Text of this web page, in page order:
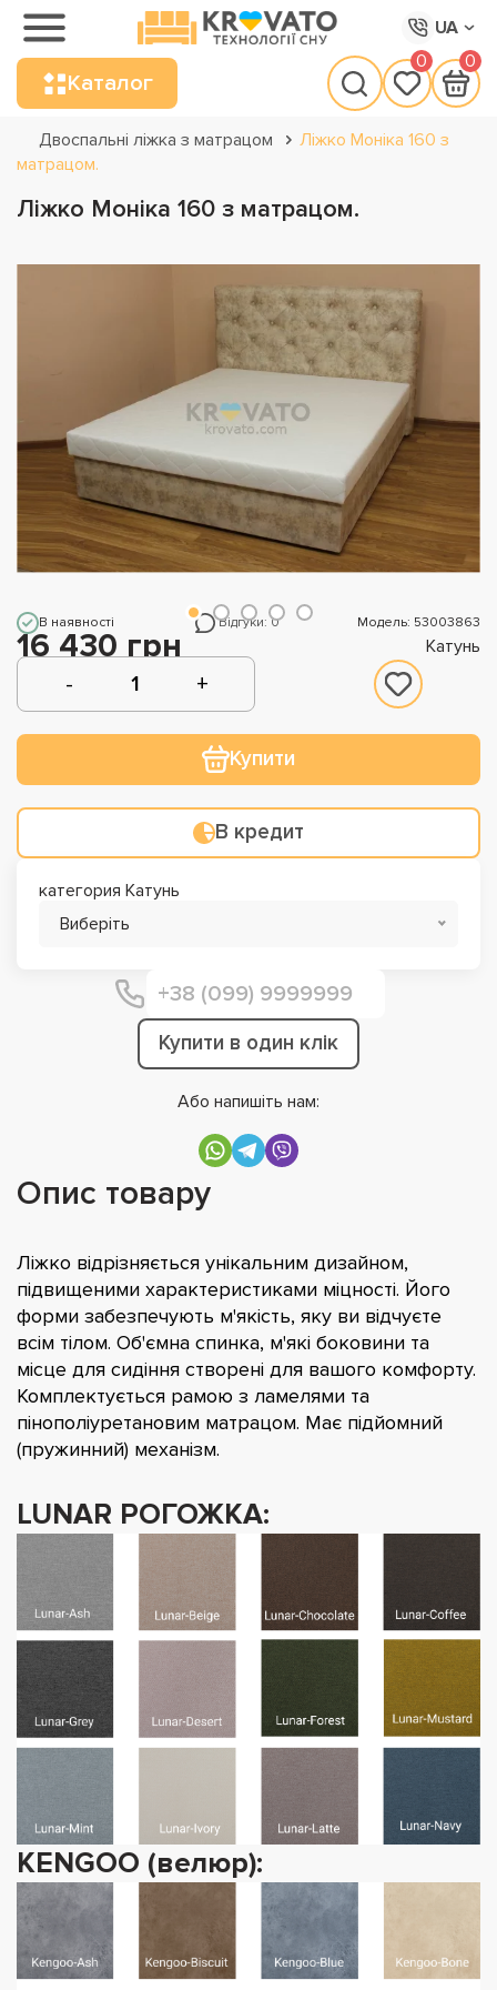
UA
Каталог
0 0
Двоспальні ліжка з матрацом
Ліжко Моніка 160 з
матрацом.
Ліжко Моніка 160 з матрацом.
В наявності Відгуки: 0 Модель: 53003863
16 430 грн Катунь
Купити
В кредит
категория Катунь
Виберіть
Купити в один клік
Або напишіть нам:
Опис товару
Ліжко відрізняється унікальним дизайном,
підвищеними характеристиками міцності. Його
форми забезпечують м'якість, яку ви відчуєте
всім тілом. Об'ємна спинка, м'які боковини та
місце для сидіння створені для вашого комфорту.
Комплектується рамою з ламелями та
пінополіуретановим матрацом. Має підйомний
(пружинний) механізм.
LUNAR РОГОЖКА:
KENGOO (велюр):